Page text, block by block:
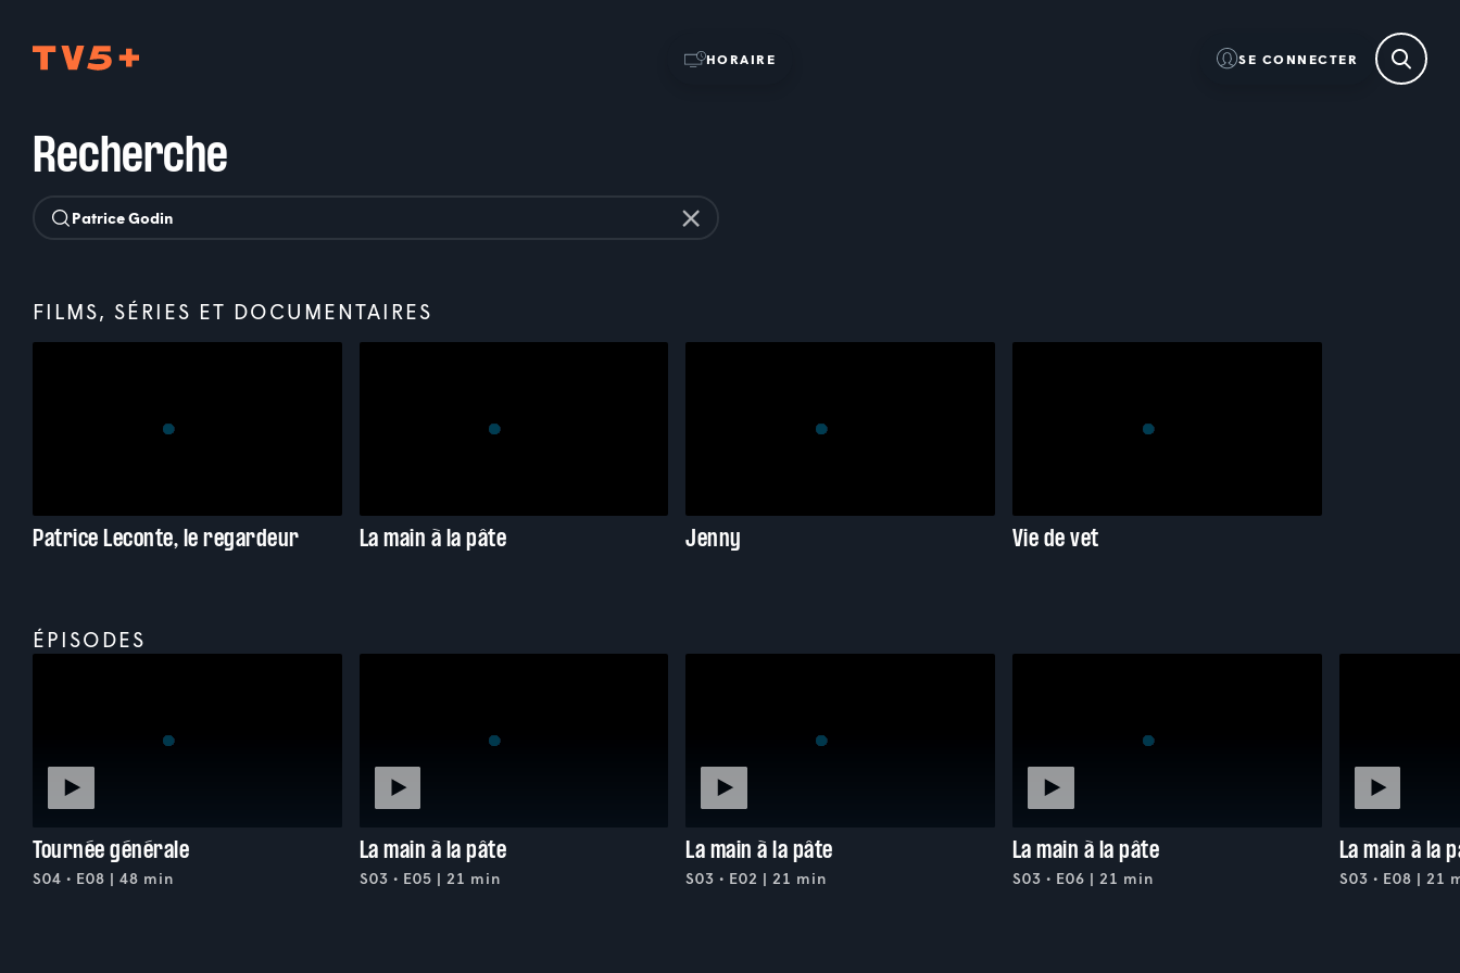
HORAIRE SE CONNECTER
Recherche
FILMS, SÉRIES ET DOCUMENTAIRES
Patrice Leconte, le regardeur La main à la pâte Jenny Vie de vet
ÉPISODES
Tournée générale
S04 • E08 | 48 min
La main à la pâte
S03 • E05 | 21 min
La main à la pâte
S03 • E02 | 21 min
La main à la pâte
S03 • E06 | 21 min
La main à la
S03 • E08 | 21